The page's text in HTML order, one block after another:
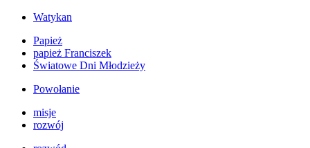
Watykan
Papież
papież Franciszek
Światowe Dni Młodzieży
Powołanie
misje
rozwój